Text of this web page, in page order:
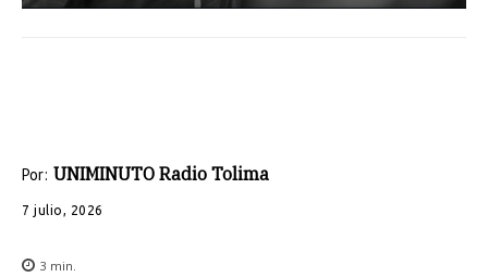
Por: UNIMINUTO Radio Tolima
7 julio, 2026
3 min.